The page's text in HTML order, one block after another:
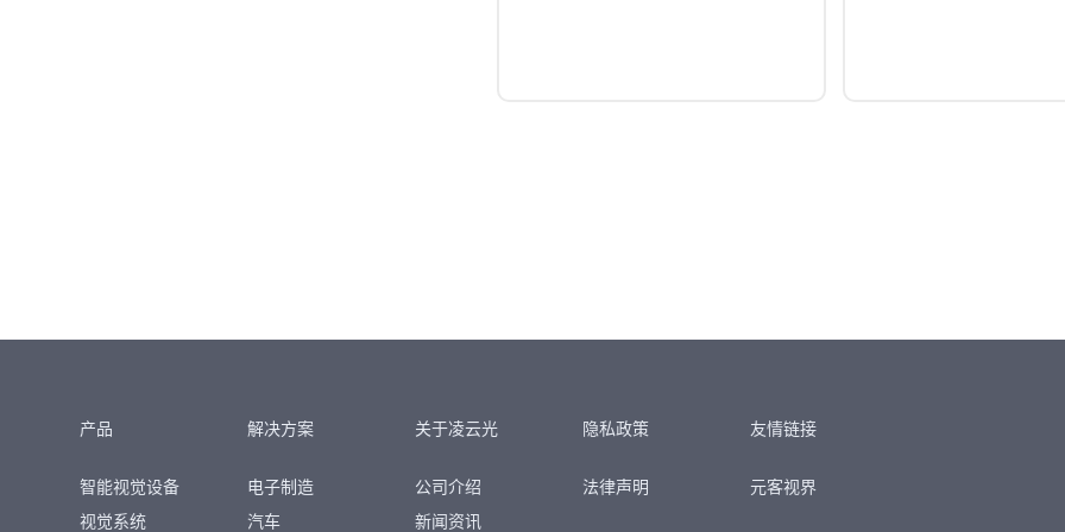
产品
智能视觉设备
视觉系统
解决方案
电子制造
汽车
关于凌云光
公司介绍
新闻资讯
隐私政策
法律声明
友情链接
元客视界